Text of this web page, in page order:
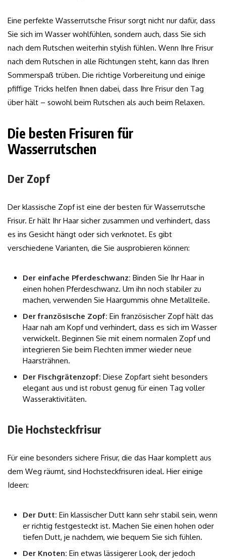
Eine perfekte Wasserrutsche Frisur sorgt nicht nur dafür, dass
Sie sich im Wasser wohlfühlen, sondern auch, dass Sie sich
nach dem Rutschen weiterhin stylish fühlen. Wenn Ihre Frisur
nach dem Rutschen in alle Richtungen steht, kann das Ihren
Sommerspaß trüben. Die richtige Vorbereitung und einige
pfiffige Tricks helfen Ihnen dabei, dass Ihre Frisur den Tag
über hält – sowohl beim Rutschen als auch beim Relaxen.
Die besten Frisuren für
Wasserrutschen
Der Zopf
Der klassische Zopf ist eine der besten für Wasserrutsche
Frisur. Er hält Ihr Haar sicher zusammen und verhindert, dass
es ins Gesicht hängt oder sich verknotet. Es gibt
verschiedene Varianten, die Sie ausprobieren können:
Der einfache Pferdeschwanz: Binden Sie Ihr Haar in
einen hohen Pferdeschwanz. Um ihn noch stabiler zu
machen, verwenden Sie Haargummis ohne Metallteile.
Der französische Zopf: Ein französischer Zopf hält das
Haar nah am Kopf und verhindert, dass es sich im Wasser
verwickelt. Beginnen Sie mit einem normalen Zopf und
integrieren Sie beim Flechten immer wieder neue
Haarsträhnen.
Der Fischgrätenzopf: Diese Zopfart sieht besonders
elegant aus und ist robust genug für einen Tag voller
Wasseraktivitäten.
Die Hochsteckfrisur
Für eine besonders sichere Frisur, die das Haar komplett aus
dem Weg räumt, sind Hochsteckfrisuren ideal. Hier einige
Ideen:
Der Dutt: Ein klassischer Dutt kann sehr stabil sein, wenn
er richtig festgesteckt ist. Machen Sie einen hohen oder
tiefen Dutt, je nachdem, wie bequem Sie sich fühlen.
Der Knoten: Ein etwas lässigerer Look, der jedoch